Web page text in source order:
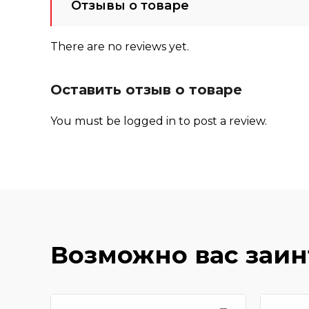
Отзывы о товаре
There are no reviews yet.
Оставить отзыв о товаре
You must be logged in to post a review.
Возможно вас